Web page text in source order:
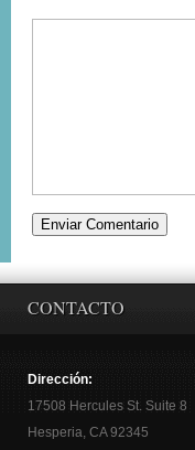
CONTACTO
Dirección:
17508 Hercules St. Suite 8
Hesperia, CA 92345